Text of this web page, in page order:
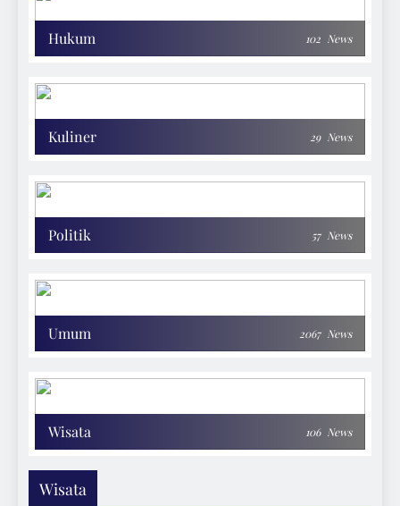
Hukum 102 News
Kuliner 29 News
Politik 57 News
Umum 2067 News
Wisata 106 News
Wisata